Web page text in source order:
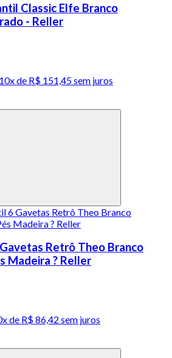
Classic Elfe Branco
- Reller
10x de R$ 151,45 sem juros
Retrô Theo Branco
Madeira ? Reller
de R$ 86,42 sem juros